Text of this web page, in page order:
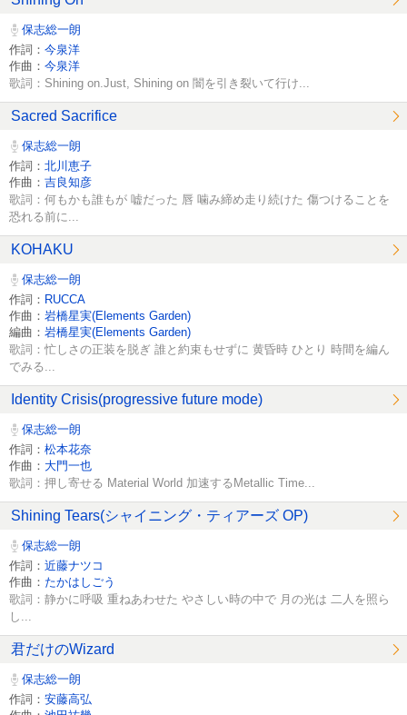
保志総一朗
作詞： 今泉洋
作曲： 今泉洋
歌詞：Shining on.Just, Shining on 闇を引き裂いて行け...
Sacred Sacrifice
保志総一朗
作詞： 北川恵子
作曲： 吉良知彦
歌詞：何もかも誰もが 嘘だった 唇 噛み締め走り続けた 傷つけることを
恐れる前に...
KOHAKU
保志総一朗
作詞： RUCCA
作曲： 岩橋星実(Elements Garden)
編曲： 岩橋星実(Elements Garden)
歌詞：忙しさの正装を脱ぎ 誰と約束もせずに 黄昏時 ひとり 時間を編ん
でみる...
Identity Crisis(progressive future mode)
保志総一朗
作詞： 松本花奈
作曲： 大門一也
歌詞：押し寄せる Material World 加速するMetallic Time...
Shining Tears(シャイニング・ティアーズ OP)
保志総一朗
作詞： 近藤ナツコ
作曲： たかはしごう
歌詞：静かに呼吸 重ねあわせた やさしい時の中で 月の光は 二人を照ら
し...
君だけのWizard
保志総一朗
作詞： 安藤高弘